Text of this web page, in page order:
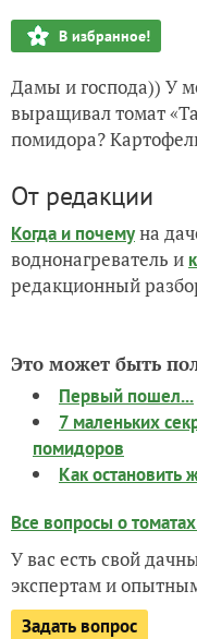
В избранное!
Дамы и господа)) У
выращивал томат
помидора?
От редакции
Когда и почемуна
воднонагреватель и
редакционный
Это может быть
Первый пошел...
7 маленьких
помидоров
Как остановить
Все вопросы о
У вас есть свой
экспертам и
Задать вопрос